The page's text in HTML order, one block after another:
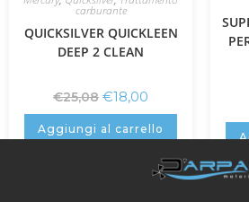
carburante
QUICKSILVER QUICKLEEN
DEEP 2 CLEAN
€25,08 €18,00
Aggiungi al carrello